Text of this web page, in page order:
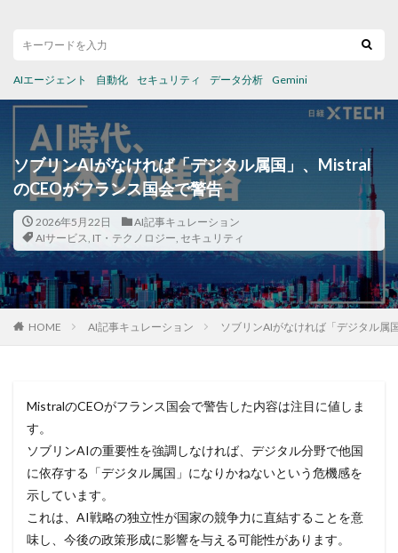
AIエージェント 自動化 セキュリティ データ分析 Gemini
ソブリンAIがなければ「デジタル属国」、Mistral
のCEOがフランス国会で警告
2026年5月22日
AI記事キュレーション
AIサービス, IT・テクノロジー, セキュリティ
HOME AI記事キュレーション ソブリンAIがなければ「デジタル属
MistralのCEOがフランス国会で警告した内容は注目に値しま
す。
ソブリンAIの重要性を強調しなければ、デジタル分野で他国
に依存する「デジタル属国」になりかねないという危機感を
示しています。
これは、AI戦略の独立性が国家の競争力に直結することを意
味し、今後の政策形成に影響を与える可能性があります。